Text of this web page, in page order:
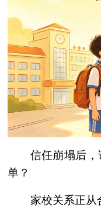
信任崩塌后，
单？
家校关系正